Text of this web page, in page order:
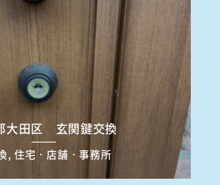
大田区 玄関鍵交換
, 住宅・店舗・事務所